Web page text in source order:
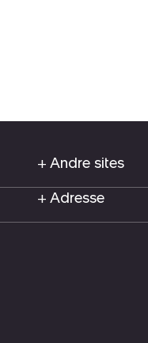
Andre sites
Adresse